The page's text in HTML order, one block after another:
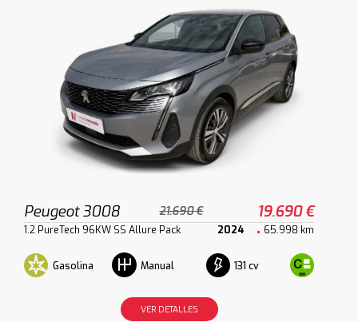
Peugeot 3008 21.690 € 19.690 €
1.2 PureTech 96KW SS Allure Pack 2024 65.998 km
Gasolina Manual 131 cv
VER DETALLES